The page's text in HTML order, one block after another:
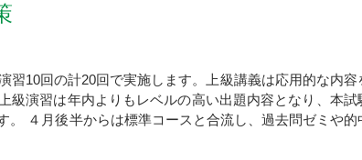
習10回の計20回で実施します。上級講義は応用的な内容
級演習は年内よりもレベルの高い出題内容となり、本試
。 ４月後半からは標準コースと合流し、過去問ゼミや的